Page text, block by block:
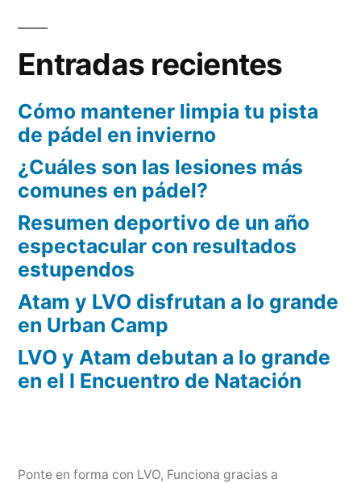
Entradas recientes
Cómo mantener limpia tu pista
de pádel en invierno
¿Cuáles son las lesiones más
comunes en pádel?
Resumen deportivo de un año
espectacular con resultados
estupendos
Atam y LVO disfrutan a lo grande
en Urban Camp
LVO y Atam debutan a lo grande
en el I Encuentro de Natación
Ponte en forma con LVO, Funciona gracias a